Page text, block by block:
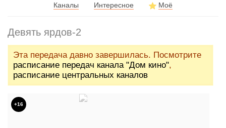
Каналы Интересное Моё
Девять ярдов-2
Эта передача давно завершилась. Посмотрите
расписание передач канала "Дом кино",
расписание центральных каналов
+16